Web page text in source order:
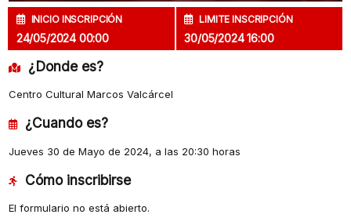
INICIO INSCRIPCIÓN
24/05/2024 00:00
LIMITE INSCRIPCIÓN
30/05/2024 16:00
¿Donde es?
Centro Cultural Marcos Valcárcel
¿Cuando es?
Jueves 30 de Mayo de 2024, a las 20:30 horas
Cómo inscribirse
El formulario no está abierto.